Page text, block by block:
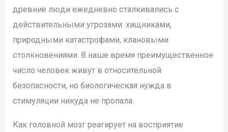
древние люди ежедневно сталкивались с
действительными угрозами: хищниками,
природными катастрофами, клановыми
столкновениями. В наше время преимущественное
число человек живут в относительной
безопасности, но биологическая нужда в
стимуляции никуда не пропала.
Как головной мозг реагирует на восприятие